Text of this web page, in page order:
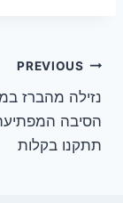
ניווט
PREVIOUS
נזילה מהברז
הסיבה
תתקנו בקלות